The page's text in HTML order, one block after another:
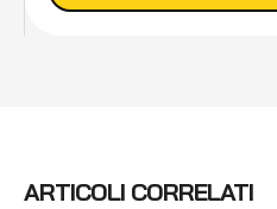
ARTICOLI CORRELATI